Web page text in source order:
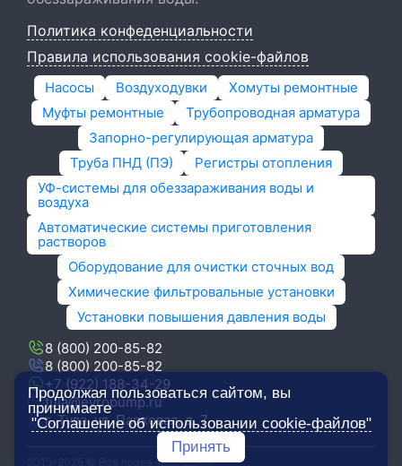
Политика конфеденциальности
Правила использования cookie-файлов
Насосы Воздуходувки
Хомуты ремонтные
Муфты ремонтные
Трубопроводная арматура
Запорно-регулирующая арматура
Труба ПНД (ПЭ)
Регистры отопления
УФ-системы для обеззараживания воды и
воздуха
Автоматические системы приготовления
растворов
Оборудование для очистки сточных вод
Химические фильтровальные установки
Установки повышения давления воды
8 (800) 200-85-82
8 (800) 200-85-82
+7 (922) 188-34-29
tula@evropump.ru
г. Тула,​ ул. Парковая, д. 7
2015-2025 © Все права защищены.
Продолжая пользоваться сайтом, вы
принимаете
"Соглашение об использовании cookie-файлов"
Принять